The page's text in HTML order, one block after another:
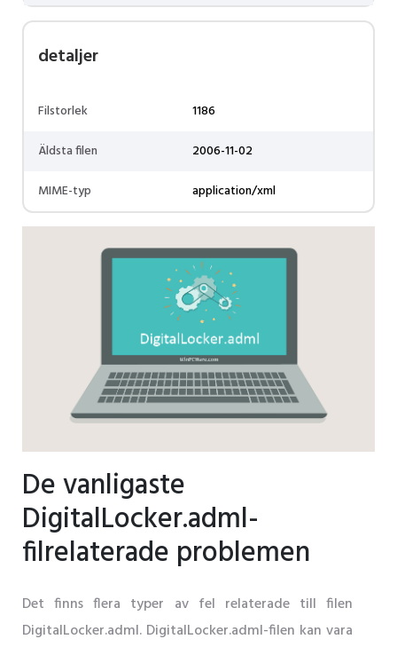
detaljer
Filstorlek
1186
Äldsta filen
2006-11-02
MIME-typ
application/xml
De vanligaste
DigitalLocker.adml-
filrelaterade problemen
Det finns flera typer av fel relaterade till filen
DigitalLocker.adml. DigitalLocker.adml-filen kan vara